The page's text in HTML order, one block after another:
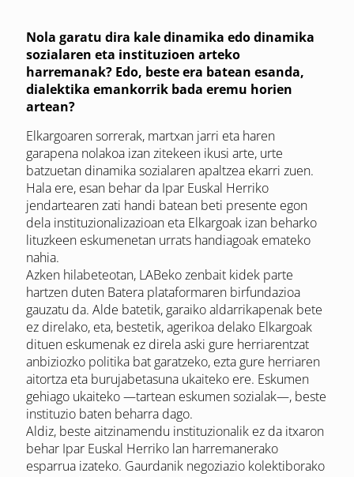
Nola garatu dira kale dinamika edo dinamika
sozialaren eta instituzioen arteko
harremanak? Edo, beste era batean esanda,
dialektika emankorrik bada eremu horien
artean?
Elkargoaren sorrerak, martxan jarri eta haren
garapena nolakoa izan zitekeen ikusi arte, urte
batzuetan dinamika sozialaren apaltzea ekarri zuen.
Hala ere, esan behar da Ipar Euskal Herriko
jendartearen zati handi batean beti presente egon
dela instituzionalizazioan eta Elkargoak izan beharko
lituzkeen eskumenetan urrats handiagoak emateko
nahia.
Azken hilabeteotan, LABeko zenbait kidek parte
hartzen duten Batera plataformaren birfundazioa
gauzatu da. Alde batetik, garaiko aldarrikapenak bete
ez direlako, eta, bestetik, agerikoa delako Elkargoak
dituen eskumenak ez direla aski gure herriarentzat
anbiziozko politika bat garatzeko, ezta gure herriaren
aitortza eta burujabetasuna ukaiteko ere. Eskumen
gehiago ukaiteko —tartean eskumen sozialak—, beste
instituzio baten beharra dago.
Aldiz, beste aitzinamendu instituzionalik ez da itxaron
behar Ipar Euskal Herriko lan harremanerako
esparrua izateko. Gaurdanik negoziazio kolektiborako